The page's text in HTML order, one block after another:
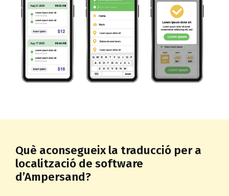
Què aconsegueix la traducció per a
localització de software
d’Ampersand?